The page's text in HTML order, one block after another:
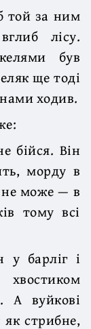
той за ним
лісу.
був
ще тоді
ходив.
бійся. Він
морду в
не може — в
тому всі
у барліг і
А вуйкові
як стрибне,